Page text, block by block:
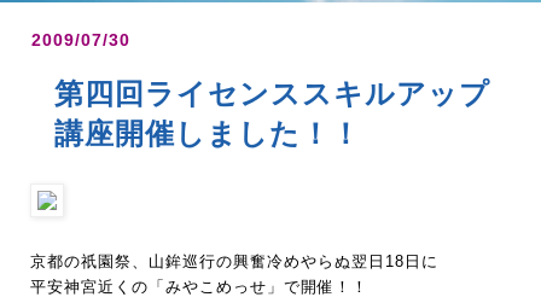
2009/07/30
第四回ライセンススキルアップ
講座開催しました！！
京都の祇園祭、山鉾巡行の興奮冷めやらぬ翌日18日に
平安神宮近くの「みやこめっせ」で開催！！